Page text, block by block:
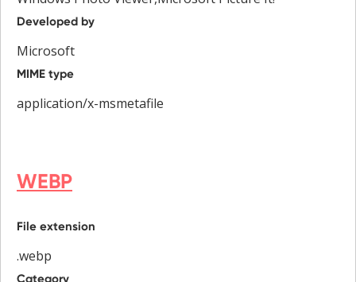
Developed by
Microsoft
MIME type
application/x-msmetafile
WEBP
File extension
.webp
Category